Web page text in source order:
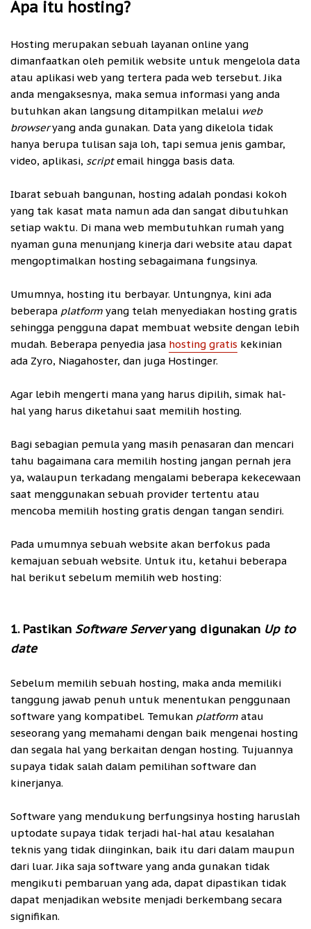
Apa itu hosting?
Hosting merupakan sebuah layanan online yang
dimanfaatkan oleh pemilik website untuk mengelola data
atau aplikasi web yang tertera pada web tersebut. Jika
anda mengaksesnya, maka semua informasi yang anda
butuhkan akan langsung ditampilkan melalui web
browseryang anda gunakan. Data yang dikelola tidak
hanya berupa tulisan saja loh, tapi semua jenis gambar,
video, aplikasi, scriptemail hingga basis data.
Ibarat sebuah bangunan, hosting adalah pondasi kokoh
yang tak kasat mata namun ada dan sangat dibutuhkan
setiap waktu. Di mana web membutuhkan rumah yang
nyaman guna menunjang kinerja dari website atau dapat
mengoptimalkan hosting sebagaimana fungsinya.
Umumnya, hosting itu berbayar. Untungnya, kini ada
beberapa platform yang telah menyediakan hosting gratis
sehingga pengguna dapat membuat website dengan lebih
mudah. Beberapa penyedia jasa hosting gratis kekinian
ada Zyro, Niagahoster, dan juga Hostinger.
Agar lebih mengerti mana yang harus dipilih, simak hal-
hal yang harus diketahui saat memilih hosting.
Bagi sebagian pemula yang masih penasaran dan mencari
tahu bagaimana cara memilih hosting jangan pernah jera
ya, walaupun terkadang mengalami beberapa kekecewaan
saat menggunakan sebuah provider tertentu atau
mencoba memilih hosting gratis dengan tangan sendiri.
Pada umumnya sebuah website akan berfokus pada
kemajuan sebuah website. Untuk itu, ketahui beberapa
hal berikut sebelum memilih web hosting:
1. Pastikan Software Serveryang digunakan Up to
date
Sebelum memilih sebuah hosting, maka anda memiliki
tanggung jawab penuh untuk menentukan penggunaan
software yang kompatibel. Temukan platform atau
seseorang yang memahami dengan baik mengenai hosting
dan segala hal yang berkaitan dengan hosting. Tujuannya
supaya tidak salah dalam pemilihan software dan
kinerjanya.
Software yang mendukung berfungsinya hosting haruslah
uptodate supaya tidak terjadi hal-hal atau kesalahan
teknis yang tidak diinginkan, baik itu dari dalam maupun
dari luar. Jika saja software yang anda gunakan tidak
mengikuti pembaruan yang ada, dapat dipastikan tidak
dapat menjadikan website menjadi berkembang secara
signifikan.